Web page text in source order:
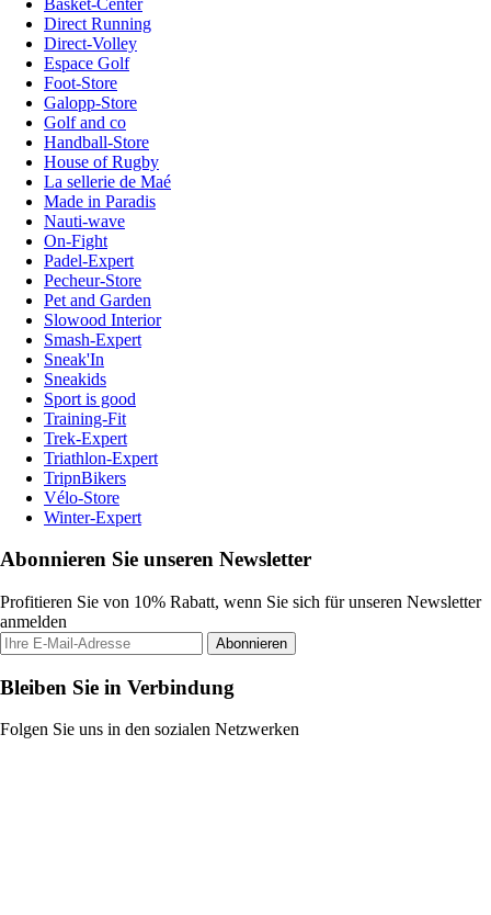
Direct Running
Direct-Volley
Espace Golf
Foot-Store
Galopp-Store
Golf and co
Handball-Store
House of Rugby
La sellerie de Maé
Made in Paradis
Nauti-wave
On-Fight
Padel-Expert
Pecheur-Store
Pet and Garden
Slowood Interior
Smash-Expert
Sneak'In
Sneakids
Sport is good
Training-Fit
Trek-Expert
Triathlon-Expert
TripnBikers
Vélo-Store
Winter-Expert
Abonnieren Sie unseren Newsletter
Profitieren Sie von 10% Rabatt, wenn Sie sich für unseren Newsletter
anmelden
Abonnieren
Bleiben Sie in Verbindung
Folgen Sie uns in den sozialen Netzwerken